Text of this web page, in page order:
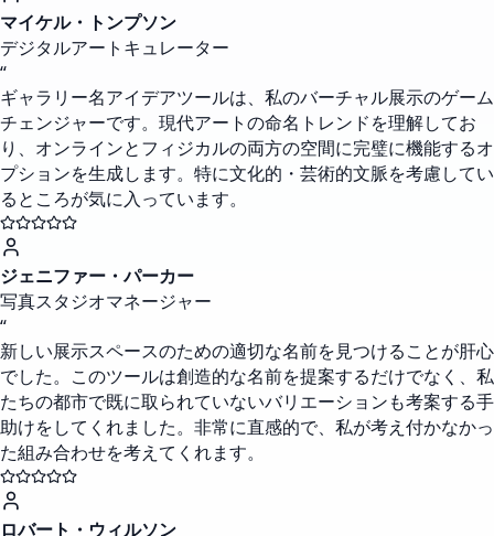
マイケル・トンプソン
デジタルアートキュレーター
“
ギャラリー名アイデアツールは、私のバーチャル展示のゲーム
チェンジャーです。現代アートの命名トレンドを理解してお
り、オンラインとフィジカルの両方の空間に完璧に機能するオ
プションを生成します。特に文化的・芸術的文脈を考慮してい
るところが気に入っています。
ジェニファー・パーカー
写真スタジオマネージャー
“
新しい展示スペースのための適切な名前を見つけることが肝心
でした。このツールは創造的な名前を提案するだけでなく、私
たちの都市で既に取られていないバリエーションも考案する手
助けをしてくれました。非常に直感的で、私が考え付かなかっ
た組み合わせを考えてくれます。
ロバート・ウィルソン